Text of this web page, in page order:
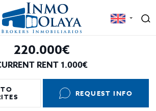
220.000€
RENT 1.000€
REQUEST INFO